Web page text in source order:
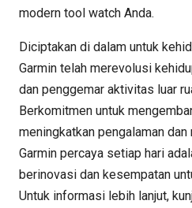
modern tool watch Anda.
Diciptakan di dalam untuk
Garmin telah merevolusi
dan penggemar aktivitas luar
Berkomitmen untuk
meningkatkan pengalaman
Garmin percaya setiap hari
berinovasi dan kesempatan
Untuk informasi lebih lanjut,